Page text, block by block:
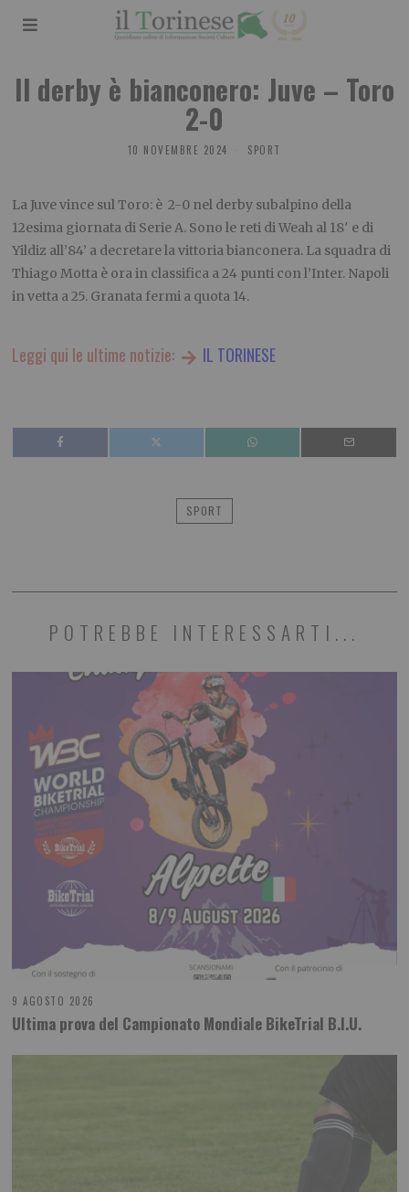
Il derby è bianconero: Juve – Toro
2-0
10 NOVEMBRE 2024 SPORT
La Juve vince sul Toro: è 2-0 nel derby subalpino della
12esima giornata di Serie A. Sono le reti di Weah al 18′ e di
Yildiz all’84’ a decretare la vittoria bianconera. La squadra di
Thiago Motta è ora in classifica a 24 punti con l’Inter. Napoli
in vetta a 25. Granata fermi a quota 14.
Leggi qui le ultime notizie: IL TORINESE
SPORT
POTREBBE INTERESSARTI...
9 AGOSTO 2026
Ultima prova del Campionato Mondiale BikeTrial B.I.U.